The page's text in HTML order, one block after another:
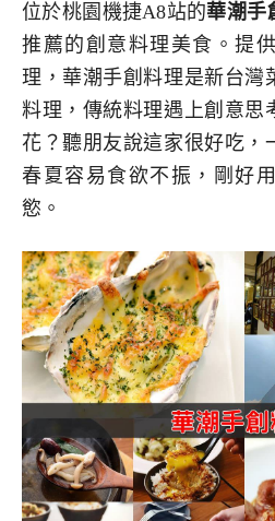
位於桃園機捷A8站的華潮手
推薦的創意料理美食。提供
理，華潮手創料理是新台灣
料理，傳統料理遇上創意思
花？聽朋友說這家很好吃，
春夏容易食欲不振，剛好
慾。